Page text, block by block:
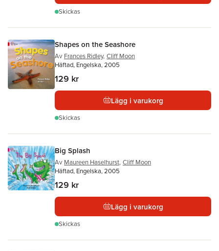
Skickas
Shapes on the Seashore
Av Frances Ridley, Cliff Moon
Häftad, Engelska, 2005
129 kr
Lägg i varukorg
Skickas
Big Splash
Av Maureen Haselhurst, Cliff Moon
Häftad, Engelska, 2005
129 kr
Lägg i varukorg
Skickas